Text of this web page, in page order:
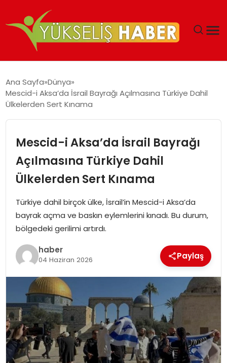
MALIYETLERINI AZALTIYOR’
Ana Sayfa Dünya
Mescid-i Aksa’da İsrail Bayrağı Açılmasına Türkiye Dahil
Ülkelerden Sert Kınama
Mescid-i Aksa’da İsrail Bayrağı
Açılmasına Türkiye Dahil
Ülkelerden Sert Kınama
Türkiye dahil birçok ülke, İsrail’in Mescid-i Aksa’da
bayrak açma ve baskın eylemlerini kınadı. Bu durum,
bölgedeki gerilimi artırdı.
haber
04 Haziran 2026 Paylaş